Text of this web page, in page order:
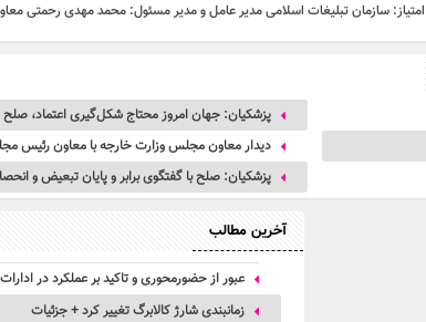
امتیاز: سازمان تبلیغات اسلامی مدیر عامل و مدیر مسئول: محمد مهدی رحمتی
پزشکیان: جهان امروز محتاج شکل‌گیری اعتماد،
دیدار معاون مجلس وزارت خارجه با معاون رئیس
پزشکیان: صلح با گفتگوی برابر و پایان تبعیض و
آخرین مطالب
عبور از حضورمحوری و تاکید بر عملکرد در
زمانبندی شارژ کالابرگ تغییر کرد + جزئیات